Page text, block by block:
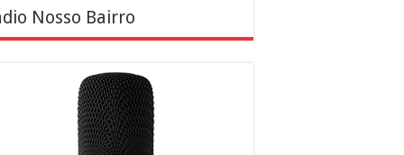
Nosso Bairro